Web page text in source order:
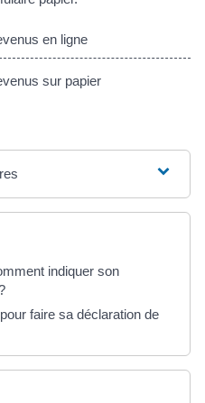
en ligne
sur papier
indiquer son
faire sa déclaration de